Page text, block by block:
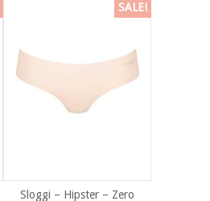
SALE!
Sloggi – Hipster – Zero